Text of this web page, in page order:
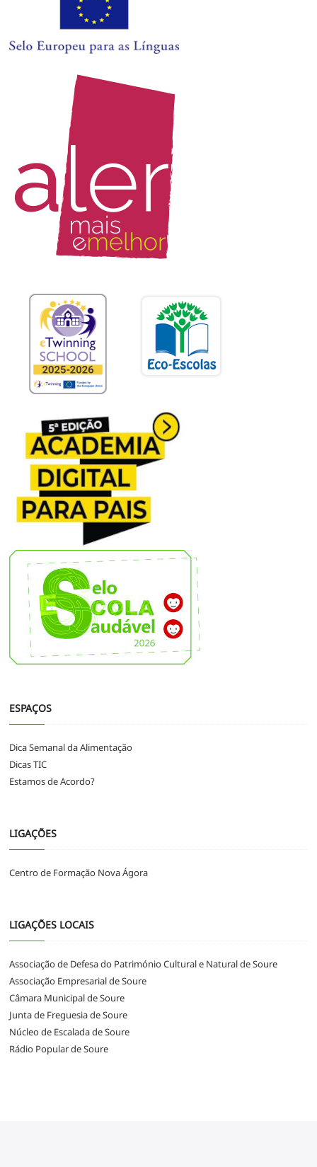
ESPAÇOS
Dica Semanal da Alimentação
Dicas TIC
Estamos de Acordo?
LIGAÇÕES
Centro de Formação Nova Ágora
LIGAÇÕES LOCAIS
Associação de Defesa do Património Cultural e Natural de Soure
Associação Empresarial de Soure
Câmara Municipal de Soure
Junta de Freguesia de Soure
Núcleo de Escalada de Soure
Rádio Popular de Soure